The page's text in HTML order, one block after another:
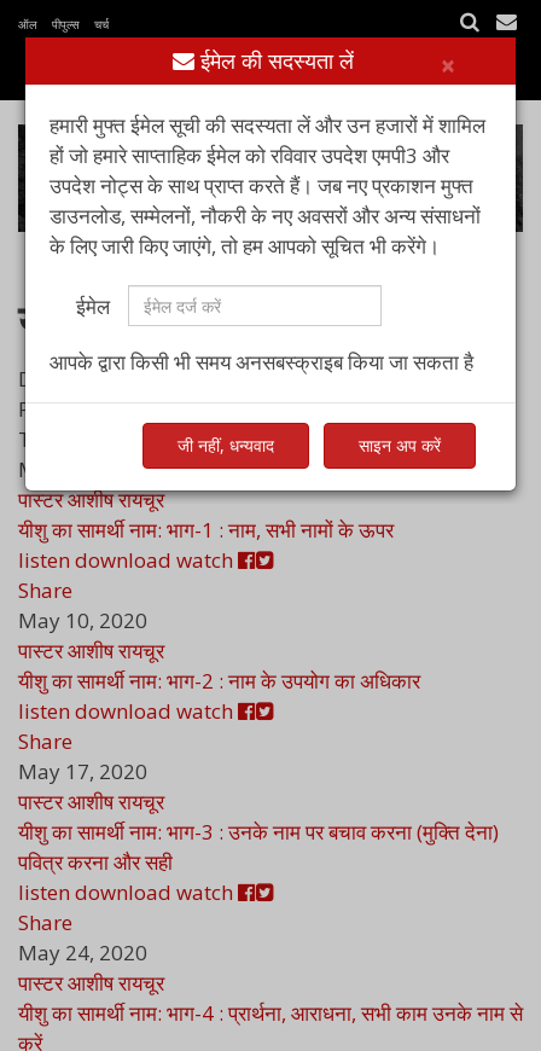
ऑल पीपुल्स चर्च
यीशु का सामर्थी नाम
Date
Preacher
Title
May 03, 2020
पास्टर आशीष रायचूर
यीशु का सामर्थी नाम: भाग-1 : नाम, सभी नामों के ऊपर
listen download watch
Share
May 10, 2020
पास्टर आशीष रायचूर
यीशु का सामर्थी नाम: भाग-2 : नाम के उपयोग का अधिकार
listen download watch
Share
May 17, 2020
पास्टर आशीष रायचूर
यीशु का सामर्थी नाम: भाग-3 : उनके नाम पर बचाव करना (मुक्ति देना)
पवित्र करना और सही
listen download watch
Share
May 24, 2020
पास्टर आशीष रायचूर
यीशु का सामर्थी नाम: भाग-4 : प्रार्थना, आराधना, सभी काम उनके नाम से
करें
×
ईमेल की सदस्यता लें
हमारी मुफ्त ईमेल सूची की सदस्यता लें और उन हजारों में शामिल
हों जो हमारे साप्ताहिक ईमेल को रविवार उपदेश एमपी3 और
उपदेश नोट्स के साथ प्राप्त करते हैं। जब नए प्रकाशन मुफ्त
डाउनलोड, सम्मेलनों, नौकरी के नए अवसरों और अन्य संसाधनों
के लिए जारी किए जाएंगे, तो हम आपको सूचित भी करेंगे।
ईमेल
आपके द्वारा किसी भी समय अनसबस्क्राइब किया जा सकता है
जी नहीं, धन्यवाद साइन अप करें